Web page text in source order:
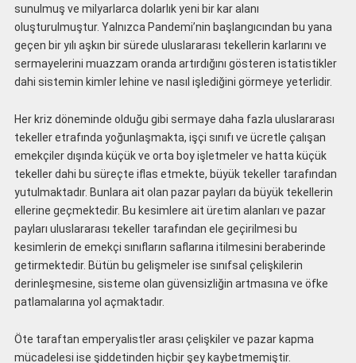
sunulmuş ve milyarlarca dolarlık yeni bir kar alanı
oluşturulmuştur. Yalnızca Pandemi’nin başlangıcından bu yana
geçen bir yılı aşkın bir sürede uluslararası tekellerin karlarını ve
sermayelerini muazzam oranda artırdığını gösteren istatistikler
dahi sistemin kimler lehine ve nasıl işlediğini görmeye yeterlidir.
Her kriz döneminde olduğu gibi sermaye daha fazla uluslararası
tekeller etrafında yoğunlaşmakta, işçi sınıfı ve ücretle çalışan
emekçiler dışında küçük ve orta boy işletmeler ve hatta küçük
tekeller dahi bu süreçte iflas etmekte, büyük tekeller tarafından
yutulmaktadır. Bunlara ait olan pazar payları da büyük tekellerin
ellerine geçmektedir. Bu kesimlere ait üretim alanları ve pazar
payları uluslararası tekeller tarafından ele geçirilmesi bu
kesimlerin de emekçi sınıfların saflarına itilmesini beraberinde
getirmektedir. Bütün bu gelişmeler ise sınıfsal çelişkilerin
derinleşmesine, sisteme olan güvensizliğin artmasına ve öfke
patlamalarına yol açmaktadır.
Öte taraftan emperyalistler arası çelişkiler ve pazar kapma
mücadelesi ise şiddetinden hiçbir şey kaybetmemiştir.